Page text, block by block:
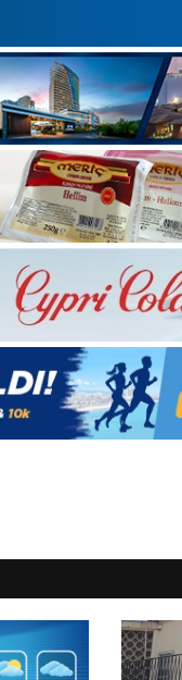
1
Aralık
Pazartesi
2025,
Gıynık
Medya
manşetleri
1 Aralık 2025
1 Aralık
Medya